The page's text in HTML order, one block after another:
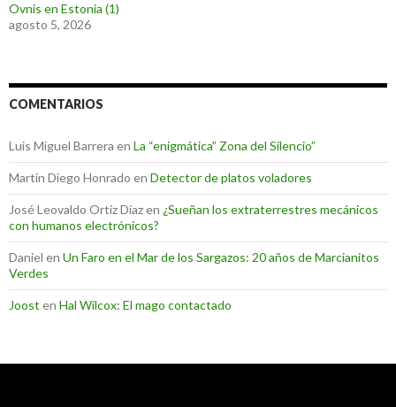
Ovnis en Estonia (1)
agosto 5, 2026
COMENTARIOS
Luis Miguel Barrera en La “enigmática” Zona del Silencio”
Martin Diego Honrado en Detector de platos voladores
José Leovaldo Ortiz Díazen ¿Sueñan los extraterrestres mecánicos
con humanos electrónicos?
Daniel en Un Faro en el Mar de los Sargazos: 20 años de Marcianitos
Verdes
Joost en Hal Wilcox: El mago contactado